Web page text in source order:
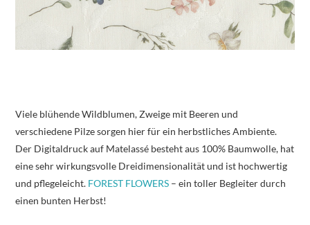
Viele blühende Wildblumen, Zweige mit Beeren und
verschiedene Pilze sorgen hier für ein herbstliches Ambiente.
Der Digitaldruck auf Matelassé besteht aus 100% Baumwolle, hat
eine sehr wirkungsvolle Dreidimensionalität und ist hochwertig
und pflegeleicht. FOREST FLOWERS – ein toller Begleiter durch
einen bunten Herbst!